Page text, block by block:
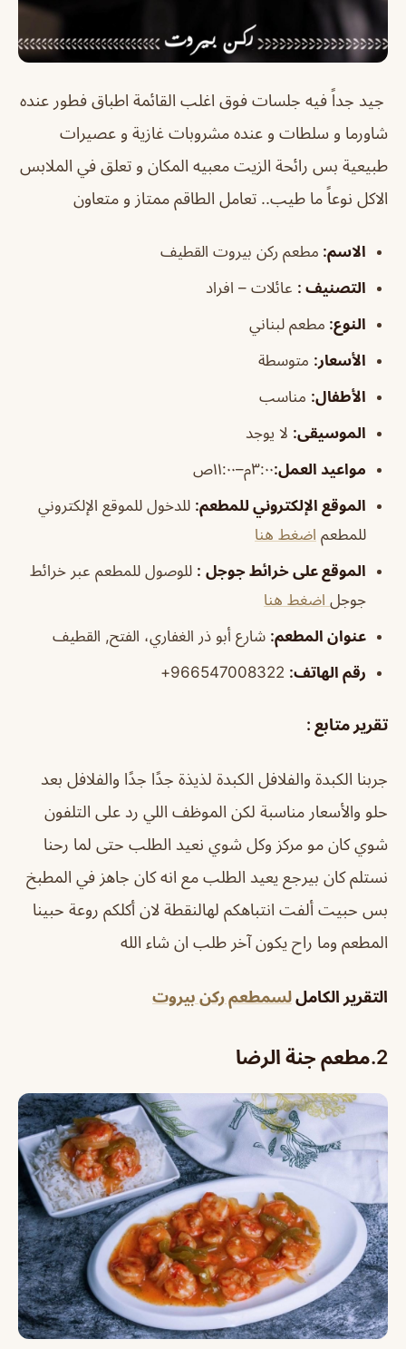
جيد جداً فيه جلسات فوق اغلب القائمة اطباق فطور عنده
شاورما و سلطات و عنده مشروبات غازية و عصيرات
طبيعية بس رائحة الزيت معبيه المكان و تعلق في الملابس
الاكل نوعاً ما طيب.. تعامل الطاقم ممتاز و متعاون
الاسم: مطعم ركن بيروت القطيف
التصنيف : عائلات – افراد
النوع: مطعم لبناني
الأسعار: متوسطة
الأطفال: مناسب
الموسيقى: لا يوجد
مواعيد العمل:٣:٠٠م–١١:٠٠ص
الموقع الإلكتروني للمطعم: للدخول للموقع الإلكتروني
للمطعم اضغط هنا
الموقع على خرائط جوجل : للوصول للمطعم عبر خرائط
جوجل اضغط هنا
عنوان المطعم: شارع أبو ذر الغفاري، الفتح, القطيف
رقم الهاتف:
تقرير متابع :
جربنا الكبدة والفلافل الكبدة لذيذة جدًا جدًا والفلافل بعد
حلو والأسعار مناسبة لكن الموظف اللي رد على التلفون
شوي كان مو مركز وكل شوي نعيد الطلب حتى لما رحنا
نستلم كان بيرجع يعيد الطلب مع انه كان جاهز في المطبخ
بس حبيت ألفت انتباهكم لهالنقطة لان أكلكم روعة حبينا
المطعم وما راح يكون آخر طلب ان شاء الله
التقرير الكامللسمطعم ركن بيروت
2. مطعم جنة الرضا